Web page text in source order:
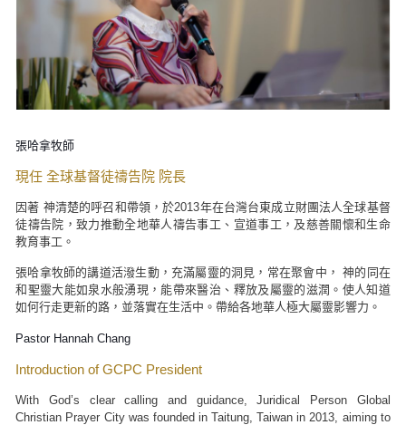
張哈拿牧師
現任 全球基督徒禱告院 院長
因著 神清楚的呼召和帶領，於2013年在台灣台東成立財團法人全球基督
徒禱告院，致力推動全地華人禱告事工、宣道事工，及慈善關懷和生命
教育事工。
張哈拿牧師的講道活潑生動，充滿屬靈的洞見，常在聚會中， 神的同在
和聖靈大能如泉水般湧現，能帶來醫治、釋放及屬靈的滋潤。使人知道
如何行走更新的路，並落實在生活中。帶給各地華人極大屬靈影響力。
Pastor Hannah Chang
Introduction of GCPC President
With God’s clear calling and guidance, Juridical Person Global
Christian Prayer City was founded in Taitung, Taiwan in 2013, aiming to